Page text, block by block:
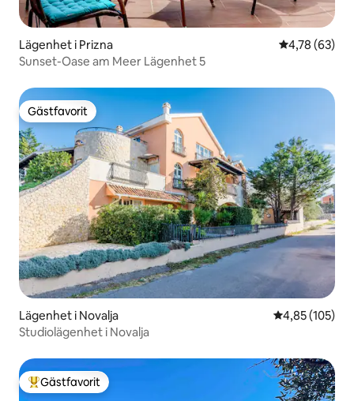
Lägenhet i Prizna 4,78 av 5 i
4,78 (63)
Sunset-Oase am Meer Lägenhet 5
Gästfavorit
Gästfavorit
Lägenhet i Novalja 4,85 av 5 i
4,85 (105)
Studiolägenhet i Novalja
Populär gästfavorit
Gästfavorit